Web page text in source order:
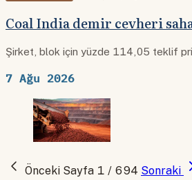
Coal India demir cevheri
Şirket, blok için yüzde 114,05 teklif
7 Ağu 2026
Önceki Sayfa 1 / 694 Sonraki